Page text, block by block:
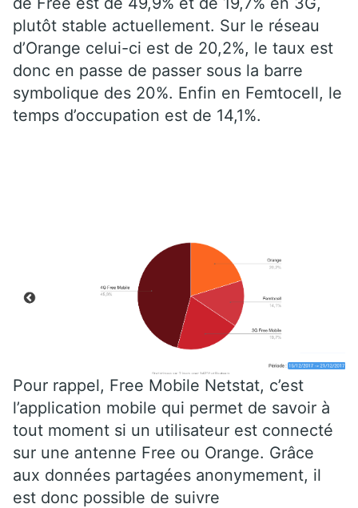
plutôt stable actuellement. Sur le réseau
d’Orange celui-ci est de 20,2%, le taux est
donc en passe de passer sous la barre
symbolique des 20%. Enfin en Femtocell, le
temps d’occupation est de 14,1%.
Pour rappel, Free Mobile Netstat, c’est
l’application mobile qui permet de savoir à
tout moment si un utilisateur est connecté
sur une antenne Free ou Orange. Grâce
aux données partagées anonymement, il
est donc possible de suivre